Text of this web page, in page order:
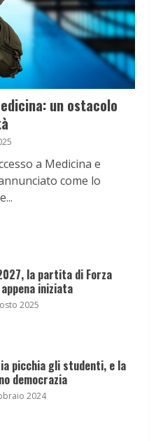
un ostacolo
a Medicina e
come lo
la partita di Forza
iniziata
2025
picchia gli studenti, e la
democrazia
2024